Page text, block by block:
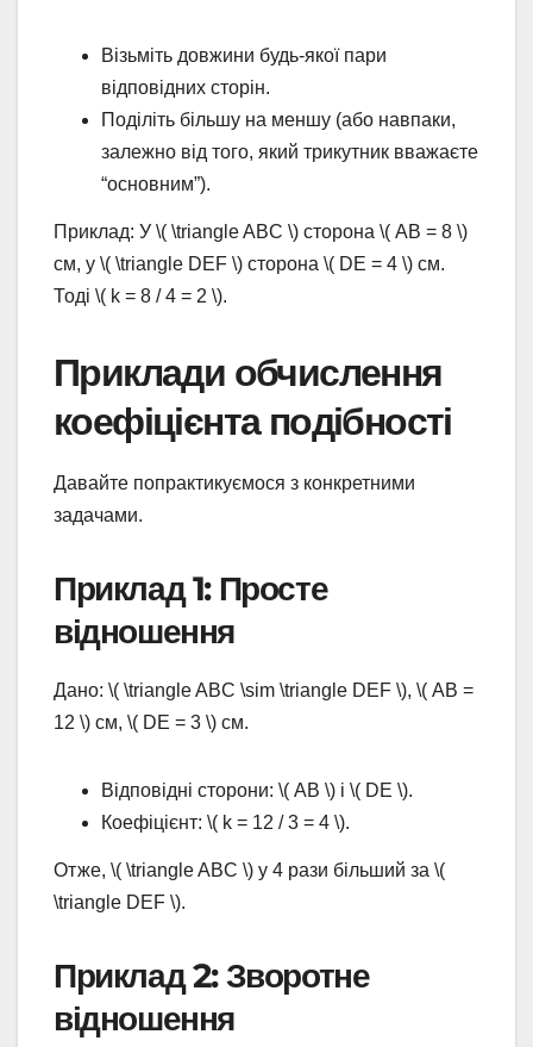
Візьміть довжини будь-якої пари
відповідних сторін.
Поділіть більшу на меншу (або навпаки,
залежно від того, який трикутник вважаєте
“основним”).
Приклад: У \( \triangle ABC \) сторона \( AB = 8 \)
см, у \( \triangle DEF \) сторона \( DE = 4 \) см.
Тоді \( k = 8 / 4 = 2 \).
Приклади обчислення
коефіцієнта подібності
Давайте попрактикуємося з конкретними
задачами.
Приклад 1: Просте
відношення
Дано: \( \triangle ABC \sim \triangle DEF \), \( AB =
12 \) см, \( DE = 3 \) см.
Відповідні сторони: \( AB \) і \( DE \).
Коефіцієнт: \( k = 12 / 3 = 4 \).
Отже, \( \triangle ABC \) у 4 рази більший за \(
\triangle DEF \).
Приклад 2: Зворотне
відношення